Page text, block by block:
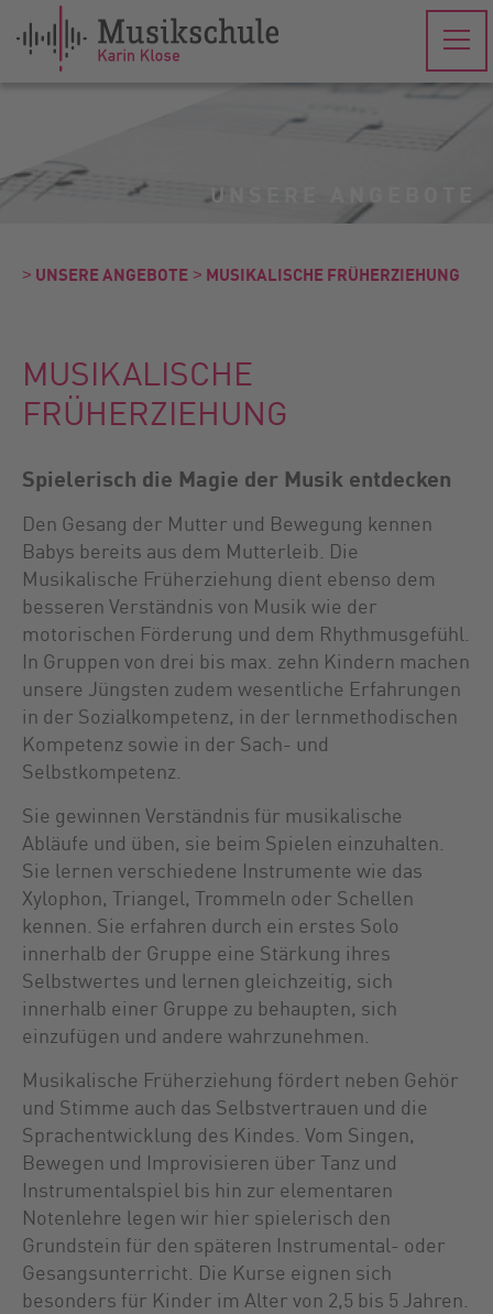
UNSERE ANGEBOTE
˃ UNSERE ANGEBOTE ˃ MUSIKALISCHE FRÜHERZIEHUNG
MUSIKALISCHE
FRÜHERZIEHUNG
Spielerisch die Magie der Musik entdecken
Den Gesang der Mutter und Bewegung kennen
Babys bereits aus dem Mutterleib. Die
Musikalische Früherziehung dient ebenso dem
besseren Verständnis von Musik wie der
motorischen Förderung und dem Rhythmusgefühl.
In Gruppen von drei bis max. zehn Kindern machen
unsere Jüngsten zudem wesentliche Erfahrungen
in der Sozialkompetenz, in der lernmethodischen
Kompetenz sowie in der Sach- und
Selbstkompetenz.
Sie gewinnen Verständnis für musikalische
Abläufe und üben, sie beim Spielen einzuhalten.
Sie lernen verschiedene Instrumente wie das
Xylophon, Triangel, Trommeln oder Schellen
kennen. Sie erfahren durch ein erstes Solo
innerhalb der Gruppe eine Stärkung ihres
Selbstwertes und lernen gleichzeitig, sich
innerhalb einer Gruppe zu behaupten, sich
einzufügen und andere wahrzunehmen.
Musikalische Früherziehung fördert neben Gehör
und Stimme auch das Selbstvertrauen und die
Sprachentwicklung des Kindes. Vom Singen,
Bewegen und Improvisieren über Tanz und
Instrumentalspiel bis hin zur elementaren
Notenlehre legen wir hier spielerisch den
Grundstein für den späteren Instrumental- oder
Gesangsunterricht. Die Kurse eignen sich
besonders für Kinder im Alter von 2,5 bis 5 Jahren.